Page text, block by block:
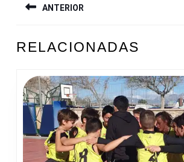
DE
ANTERIOR
anterior:
entrada:
RELACIONADAS